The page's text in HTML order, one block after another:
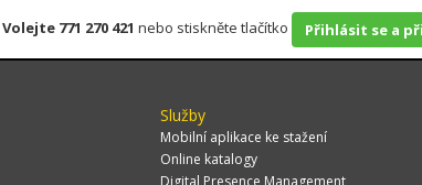
Volejte 771 270 421 nebo stiskněte tlačítko Přihlásit se a
Služby
Mobilní aplikace ke stažení
Online katalogy
Digital Presence Management